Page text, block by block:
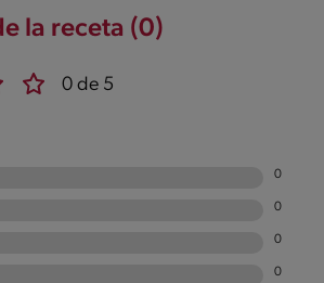
la receta (0)
0 de 5
0
0
0
0